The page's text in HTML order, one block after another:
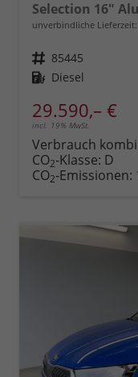
unverbindliche Lieferzeit:
Fahrzeugnr. 85445
Kraftstoff Diesel
29.590,– €
incl. 19% MwSt.
Verbrauch
CO2-Klasse: D
CO2-Emissionen: